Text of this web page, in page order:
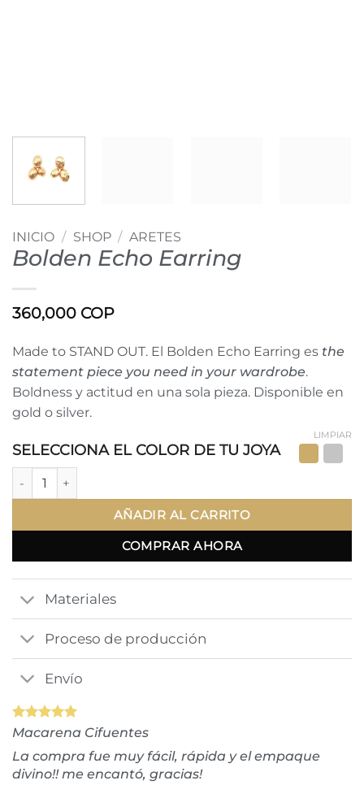
INICIO / SHOP / ARETES
Bolden Echo Earring
360,000 COP
Made to STAND OUT. El Bolden Echo Earring es the
statement piece you need in your wardrobe.
Boldness y actitud en una sola pieza. Disponible en
gold o silver.
SELECCIONA EL COLOR DE TU JOYA
LIMPIAR
Bolden Echo Earring cantidad
AÑADIR AL CARRITO
COMPRAR AHORA
Materiales
Proceso de producción
Envío
Macarena Cifuentes
La compra fue muy fácil, rápida y el empaque
divino!! me encantó, gracias!